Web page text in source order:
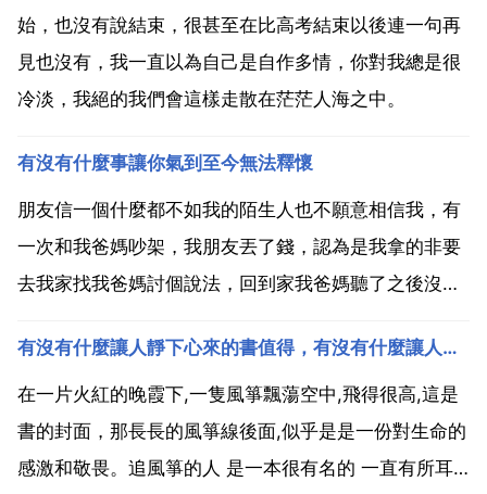
始，也沒有說結束，很甚至在比高考結束以後連一句再
見也沒有，我一直以為自己是自作多情，你對我總是很
冷淡，我絕的我們會這樣走散在茫茫人海之中。
有沒有什麼事讓你氣到至今無法釋懷
朋友信一個什麼都不如我的陌生人也不願意相信我，有
一次和我爸媽吵架，我朋友丟了錢，認為是我拿的非要
去我家找我爸媽討個說法，回到家我爸媽聽了之後沒有
錢，之後聽說朋友找到了錢，朋友也沒法做了 我有一個
同學，女的，有一次上課筆掉她腳旁邊了，她撿了，一
節課沒還我...
有沒有什麼讓人靜下心來的書值得，有沒有什麼讓人靜下心來的書值得推薦？
在一片火紅的晚霞下,一隻風箏飄蕩空中,飛得很高,這是
書的封面，那長長的風箏線後面,似乎是是一份對生命的
感激和敬畏。追風箏的人 是一本很有名的 一直有所耳